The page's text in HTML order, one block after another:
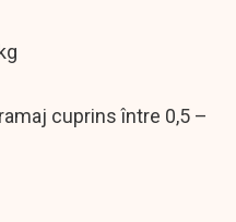
cuprins între 0,5 –